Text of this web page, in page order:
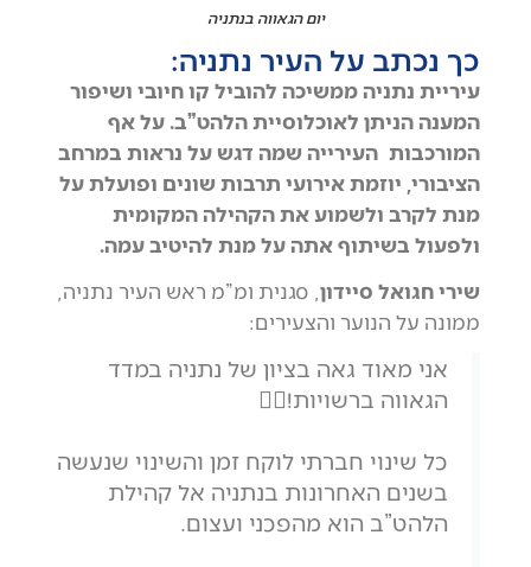
יום הגאווה בנתניה
כך נכתב על העיר נתניה:
עיריית נתניה ממשיכה להוביל קו חיובי ושיפור
המענה הניתן לאוכלוסיית הלהט”ב. על אף
המורכבות העירייה שמה דגש על נראות במרחב
הציבורי, יוזמת אירועי תרבות שונים ופועלת על
מנת לקרב ולשמוע את הקהילה המקומית
ולפעול בשיתוף אתה על מנת להיטיב עמה.
שירי חגואל סיידון , סגנית ומ”מ ראש העיר נתניה,
ממונה על הנוער והצעירים:
אני מאוד גאה בציון של נתניה במדד
הגאווה ברשויות!🏳️‍🌈
כל שינוי חברתי לוקח זמן והשינוי שנעשה
בשנים האחרונות בנתניה אל קהילת
הלהט”ב הוא מהפכני ועצום.